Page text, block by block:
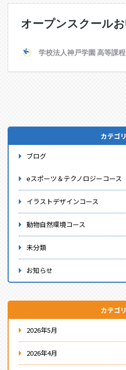
カテゴリ
ブログ
eスポーツ＆テクノロジーコース
イラストデザインコース
動物自然環境コース
未分類
お知らせ
カテゴリ
2026年5月
2026年4月